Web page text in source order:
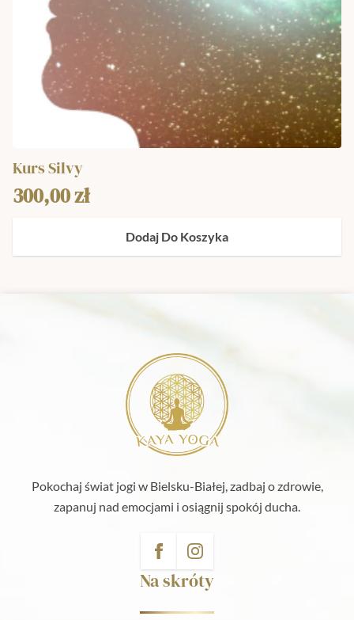
Kurs Silvy
300,00zł
Dodaj Do Koszyka
Pokochaj świat jogi w Bielsku-Białej, zadbaj o zdrowie,
zapanuj nad emocjami i osiągnij spokój ducha.
Na skróty